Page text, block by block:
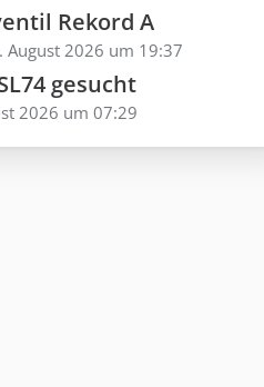
Rekord A
August 2026 um 19:37
gesucht
2026 um 07:29